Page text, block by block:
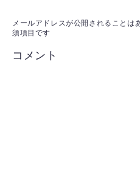
メールアドレスが公開されることは
須項目です
コメント